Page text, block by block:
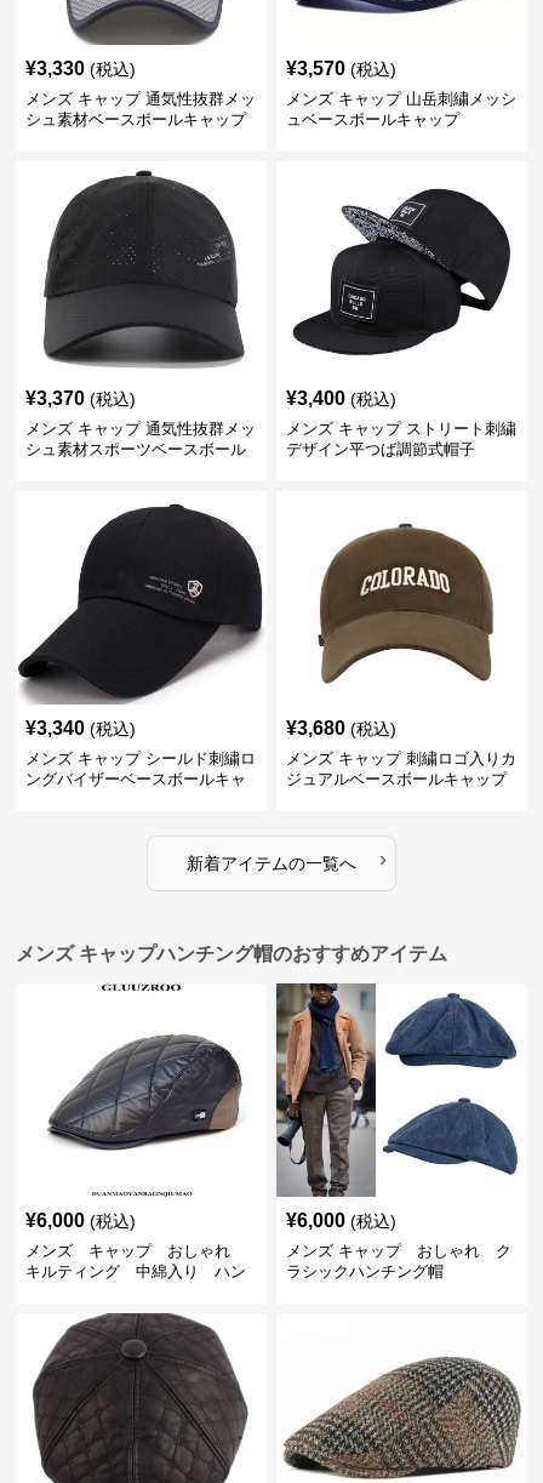
¥3,330 (税込)
メンズ キャップ 通気性抜群メッ
シュ素材ベースボールキャップ
¥3,570 (税込)
メンズ キャップ 山岳刺繍メッシ
ュベースボールキャップ
¥3,370 (税込)
メンズ キャップ 通気性抜群メッ
シュ素材スポーツベースボール
¥3,400 (税込)
メンズ キャップ ストリート刺繍
デザイン平つば調節式帽子
¥3,340 (税込)
メンズ キャップ シールド刺繍ロ
ングバイザーベースボールキャ
¥3,680 (税込)
メンズ キャップ 刺繍ロゴ入りカ
ジュアルベースボールキャップ
新着アイテムの一覧へ ›
メンズ キャップハンチング帽のおすすめアイテム
¥6,000 (税込)
メンズ キャップ おしゃれ
キルティング 中綿入り ハン
¥6,000 (税込)
メンズ キャップ おしゃれ ク
ラシックハンチング帽